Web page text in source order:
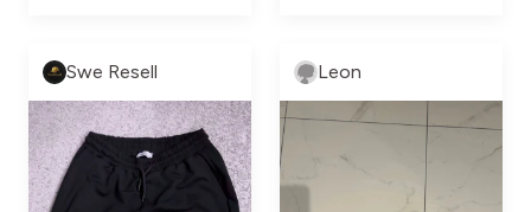
Swe Resell Leon